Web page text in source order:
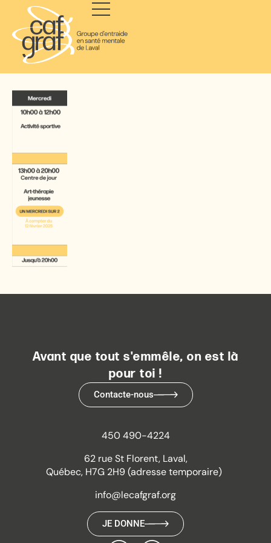
Avant que tout s'emmêle, on est là
pour toi !
Contacte-nous
450 490-4224
62 rue St Florent, Laval,
Québec, H7G 2H9 (adresse temporaire)
info@lecafgraf.org
JE DONNE